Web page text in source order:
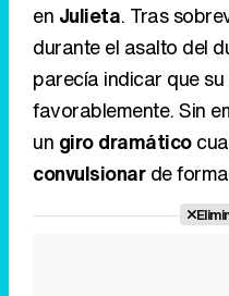
en Julieta. Tras
durante el asalto del
parecía indicar que
favorablemente. Sin
un giro dramático
convulsionarde